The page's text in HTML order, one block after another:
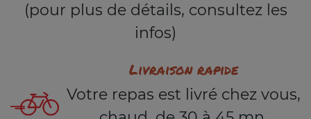
(pour plus de détails, consultez les
infos)
Livraison rapide
Votre repas est livré chez vous,